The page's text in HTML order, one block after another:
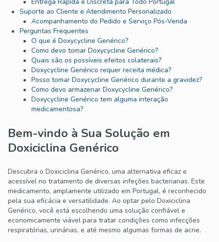
Suporte ao Cliente e Atendimento Personalizado
Acompanhamento do Pedido e Serviço Pós-Venda
Perguntas Frequentes
O que é Doxycycline Genérico?
Como devo tomar Doxycycline Genérico?
Quais são os possíveis efeitos colaterais?
Doxycycline Genérico requer receita médica?
Posso tomar Doxycycline Genérico durante a gravidez?
Como devo armazenar Doxycycline Genérico?
Doxycycline Genérico tem alguma interação
medicamentosa?
Bem-vindo à Sua Solução em
Doxiciclina Genérico
Descubra o Doxiciclina Genérico, uma alternativa eficaz e
acessível no tratamento de diversas infeções bacterianas. Este
medicamento, amplamente utilizado em Portugal, é reconhecido
pela sua eficácia e versatilidade. Ao optar pelo Doxiciclina
Genérico, você está escolhendo uma solução confiável e
economicamente viável para tratar condições como infecções
respiratórias, urinárias, e até mesmo algumas formas de acne.